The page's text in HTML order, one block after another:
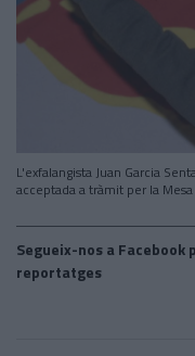
L'exfalangista Juan Garcia
acceptada a tràmit per la
Segueix-nos a
reportatges